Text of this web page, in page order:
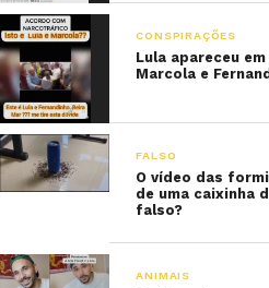
CONSPIRAÇÕES
Lula apareceu
Marcola e
FALSO
O vídeo das
de uma caixinha
falso?
ANIMAIS